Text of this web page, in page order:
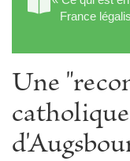
France
Une